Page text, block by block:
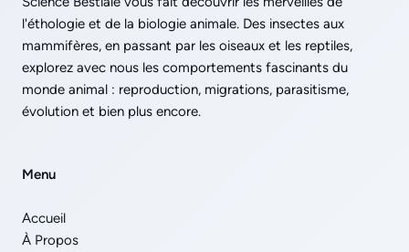
l'éthologie et de la biologie animale. Des insectes aux
mammifères, en passant par les oiseaux et les reptiles,
explorez avec nous les comportements fascinants du
monde animal : reproduction, migrations, parasitisme,
évolution et bien plus encore.
Menu
Accueil
À Propos